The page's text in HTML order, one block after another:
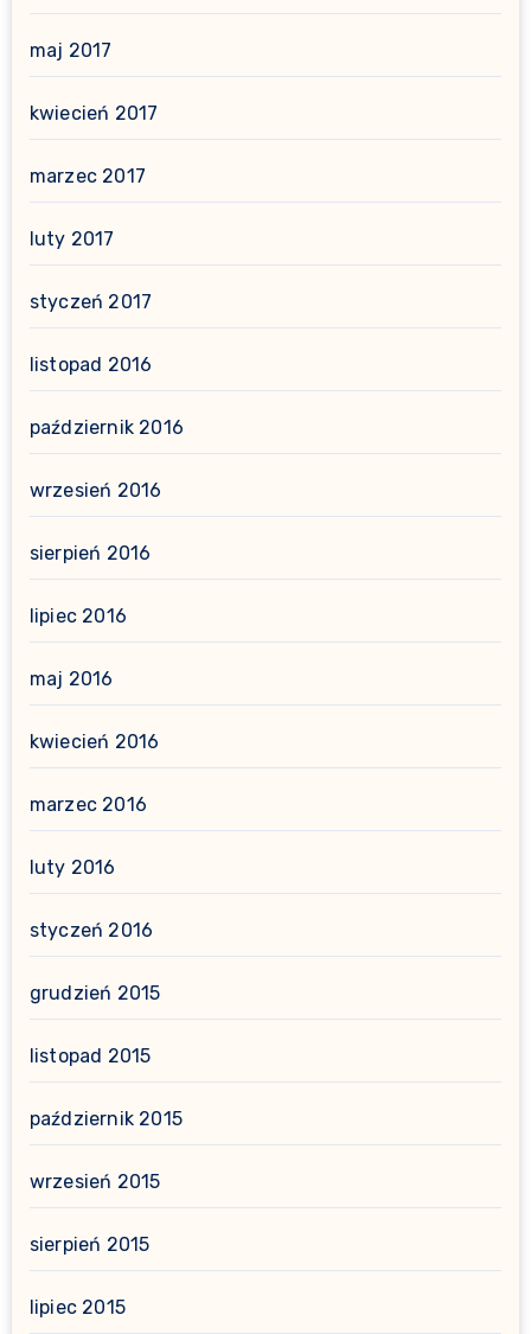
maj 2017
kwiecień 2017
marzec 2017
luty 2017
styczeń 2017
listopad 2016
październik 2016
wrzesień 2016
sierpień 2016
lipiec 2016
maj 2016
kwiecień 2016
marzec 2016
luty 2016
styczeń 2016
grudzień 2015
listopad 2015
październik 2015
wrzesień 2015
sierpień 2015
lipiec 2015